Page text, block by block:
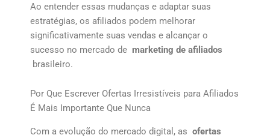
Ao entender essas mudanças e adaptar suas
estratégias, os afiliados podem melhorar
significativamente suas vendas e alcançar o
sucesso no mercado de marketing de afiliados
brasileiro.
Por Que Escrever Ofertas Irresistíveis para Afiliados
É Mais Importante Que Nunca
Com a evolução do mercado digital, as ofertas